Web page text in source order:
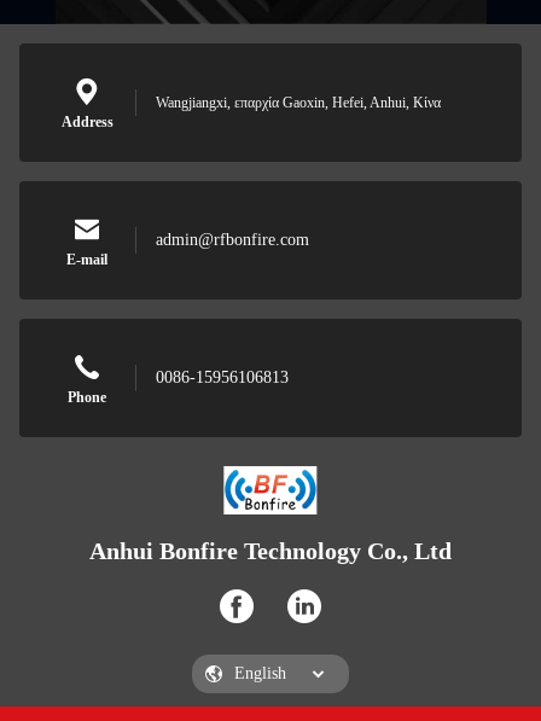
Address
Wangjiangxi, επαρχία Gaoxin, Hefei, Anhui, Κίνα
E-mail
admin@rfbonfire.com
Phone
0086-15956106813
Anhui Bonfire Technology Co., Ltd